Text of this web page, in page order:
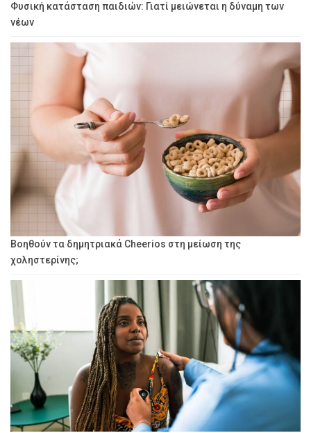
Φυσική κατάσταση παιδιών: Γιατί μειώνεται η δύναμη των
νέων
Βοηθούν τα δημητριακά Cheerios στη μείωση της
χοληστερίνης;